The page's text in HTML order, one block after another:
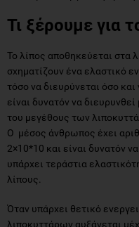
Τι ξέρουμε για
Το λίπος αποθηκεύεται στα
σχηματίζουν ένα ελαστικό
τόσο να διευρύνεται όσο
είναι δυνατόν να
του μεγέθους των
Ο μέσος άνθρωπος έχει
2×10*10 και είναι δυνατόν
υπάρχει τεράστια
λίπους.
Όταν υπάρχει θετικό
λιποκυττάρων αυξάνεται